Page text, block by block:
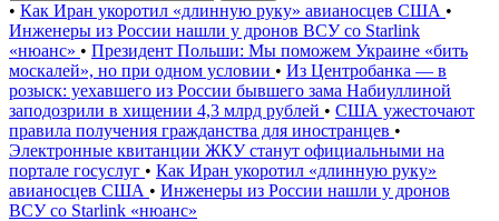
• Как Иран укоротил «длинную руку» авианосцев США •
Инженеры из России нашли у дронов ВСУ со Starlink
«нюанс» • Президент Польши: Мы поможем Украине «бить
москалей», но при одном условии • Из Центробанка — в
розыск: уехавшего из России бывшего зама Набиуллиной
заподозрили в хищении 4,3 млрд рублей • США ужесточают
правила получения гражданства для иностранцев •
Электронные квитанции ЖКУ станут официальными на
портале госуслуг • Как Иран укоротил «длинную руку»
авианосцев США • Инженеры из России нашли у дронов
ВСУ со Starlink «нюанс»